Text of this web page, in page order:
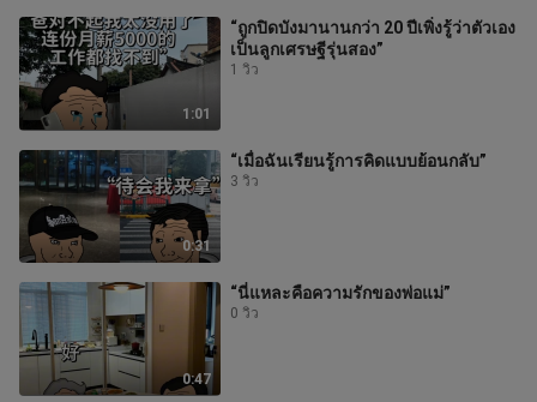
1:01
“ถูกปิดบังมานานกว่า 20 ปีเพิ่งรู้ว่าตัวเอง
เป็นลูกเศรษฐีรุ่นสอง”
1 วิว
0:31
“เมื่อฉันเรียนรู้การคิดแบบย้อนกลับ”
3 วิว
0:47
“นี่แหละคือความรักของพ่อแม่”
0 วิว
Bahasa Melayu